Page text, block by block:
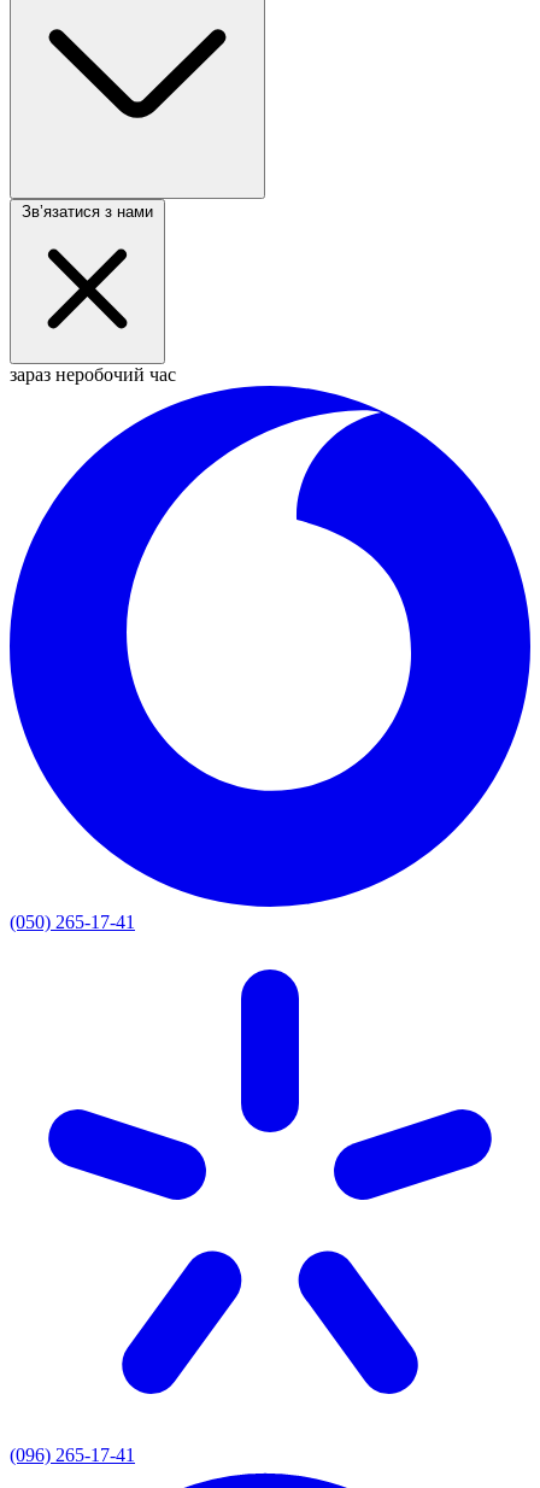
Звʼязатися з нами
зараз неробочий час
(050) 265-17-41
(096) 265-17-41